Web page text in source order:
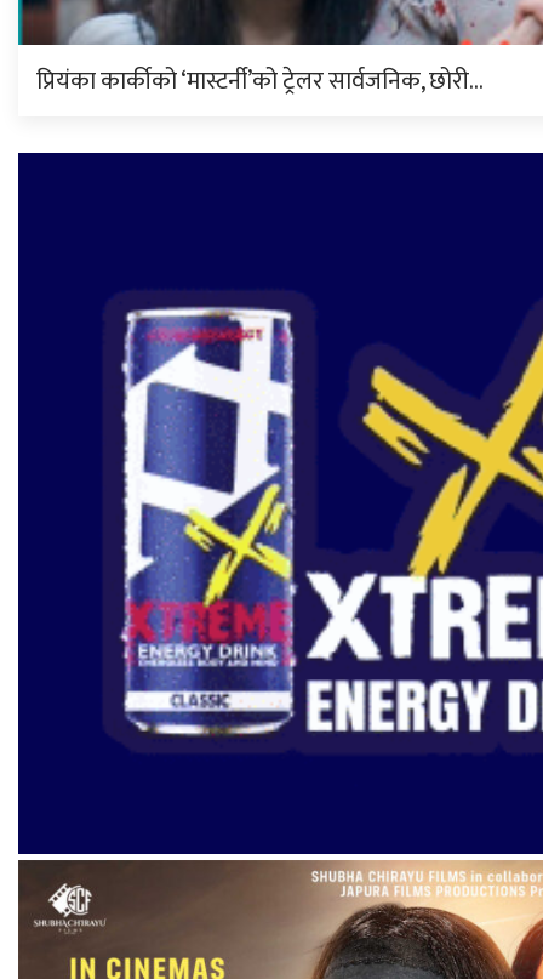
प्रियंका कार्कीको ‘मास्टर्नी’को ट्रेलर सार्वजनिक, छोरी…